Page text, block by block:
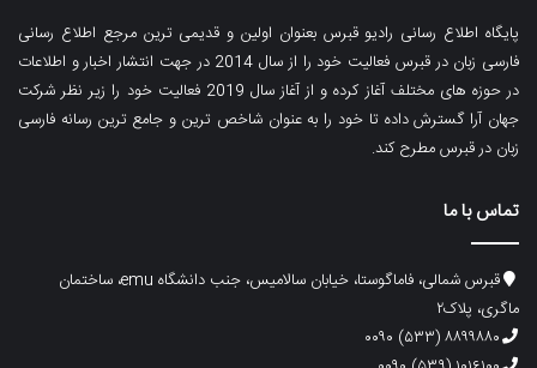
پایگاه اطلاع رسانی رادیو قبرس بعنوان اولین و قدیمی ترین مرجع اطلاع رسانی
فارسی زبان در قبرس فعالیت خود را از سال 2014 در جهت انتشار اخبار و اطلاعات
در حوزه های مختلف آغاز کرده و از آغاز سال 2019 فعالیت خود را زیر نظر شرکت
جهان آرا گسترش داده تا خود را به عنوان شاخص ترین و جامع ترین رسانه فارسی
زبان در قبرس مطرح کند.
تماس با ما
قبرس شمالی، فاماگوستا، خیابان سالامیس، جنب دانشگاه emu، ساختمان
ماگری، پلاک۲
۸۸۹۹۸۸۰ (۵۳۳) ۰۰۹۰